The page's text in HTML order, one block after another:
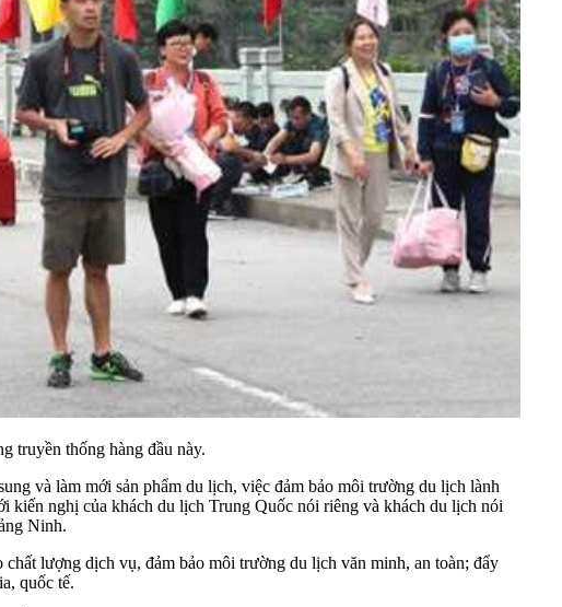
truyền thống hàng đầu này.
và làm mới sản phẩm du lịch, việc đảm bảo môi trường du lịch lành
kiến nghị của khách du lịch Trung Quốc nói riêng và khách du lịch nói
Ninh.
lượng dịch vụ, đảm bảo môi trường du lịch văn minh, an toàn; đẩy
quốc tế.